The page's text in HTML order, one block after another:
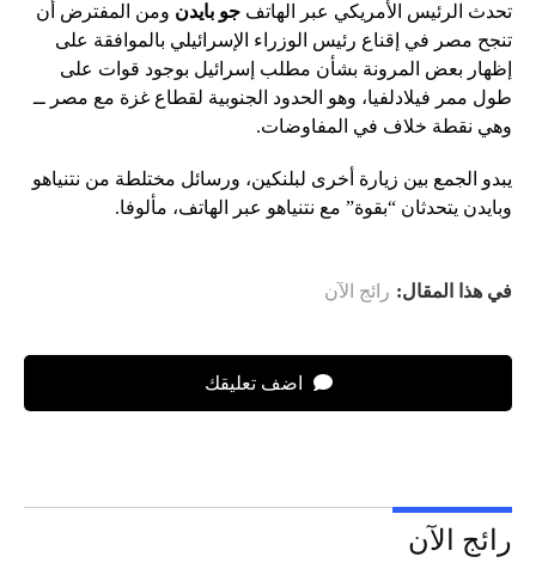
تحدث الرئيس الأمريكي عبر الهاتف جو بايدن ومن المفترض أن
تنجح مصر في إقناع رئيس الوزراء الإسرائيلي بالموافقة على
إظهار بعض المرونة بشأن مطلب إسرائيل بوجود قوات على
طول ممر فيلادلفيا، وهو الحدود الجنوبية لقطاع غزة مع مصر ــ
وهي نقطة خلاف في المفاوضات.
يبدو الجمع بين زيارة أخرى لبلنكين، ورسائل مختلطة من نتنياهو
وبايدن يتحدثان “بقوة” مع نتنياهو عبر الهاتف، مألوفا.
في هذا المقال: رائج الآن
اضف تعليقك
رائج الآن